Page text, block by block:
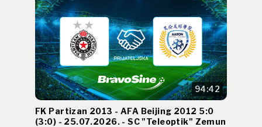
94:42
FK Partizan 2013 - AFA Beijing 2012 5:0
(3:0) - 25.07.2026. - SC "Teleoptik" Zemun